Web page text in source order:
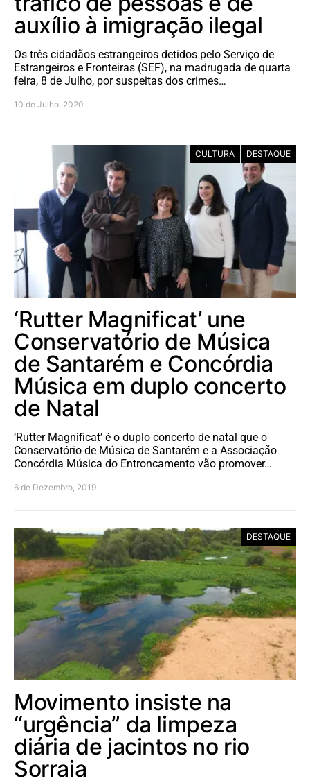
auxílio à imigração ilegal
Os três cidadãos estrangeiros detidos pelo Serviço de
Estrangeiros e Fronteiras (SEF), na madrugada de quarta
feira, 8 de Julho, por suspeitas dos crimes…
10 de Julho, 2020
CULTURA DESTAQUE
‘Rutter Magnificat’ une
Conservatório de Música
de Santarém e Concórdia
Música em duplo concerto
de Natal
‘Rutter Magnificat’ é o duplo concerto de natal que o
Conservatório de Música de Santarém e a Associação
Concórdia Música do Entroncamento vão promover…
6 de Dezembro, 2019
DESTAQUE
Movimento insiste na
“urgência” da limpeza
diária de jacintos no rio
Sorraia